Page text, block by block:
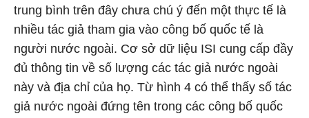
trung bình trên đây chưa chú ý đến một thực tế là
nhiều tác giả tham gia vào công bố quốc tế là
người nước ngoài. Cơ sở dữ liệu ISI cung cấp đầy
đủ thông tin về số lượng các tác giả nước ngoài
này và địa chỉ của họ. Từ hình 4 có thể thấy số tác
giả nước ngoài đứng tên trong các công bố quốc